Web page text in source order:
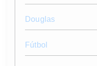
Douglas
Fútbol